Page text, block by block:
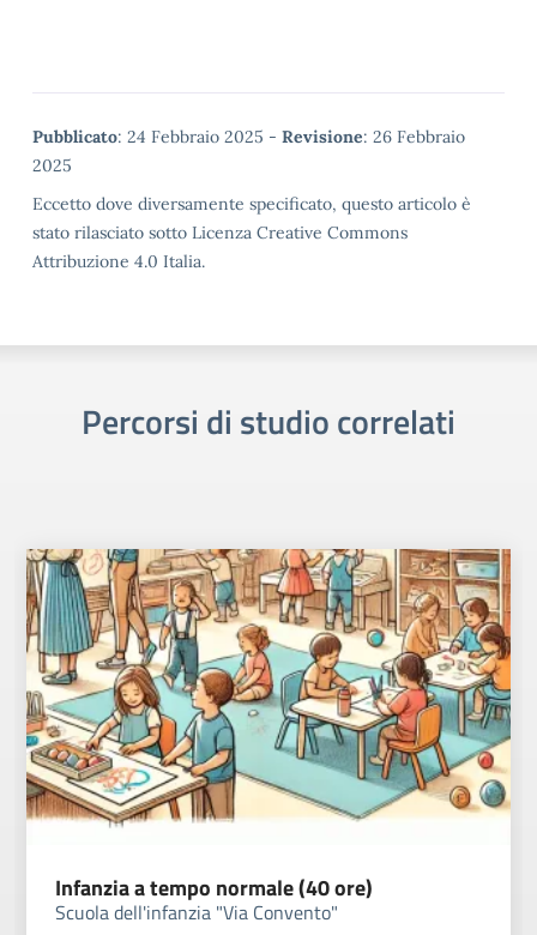
Metadata
Pubblicato: 24 Febbraio 2025 - Revisione: 26 Febbraio
2025
Eccetto dove diversamente specificato, questo articolo è
stato rilasciato sotto Licenza Creative Commons
Attribuzione 4.0 Italia.
Percorsi di studio correlati
Infanzia a tempo normale (40 ore)
Scuola dell'infanzia "Via Convento"